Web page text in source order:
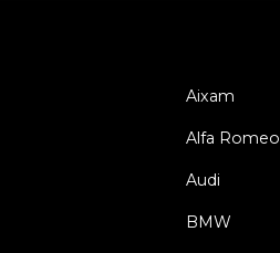
Aixam
Alfa Romeo
Audi
BMW